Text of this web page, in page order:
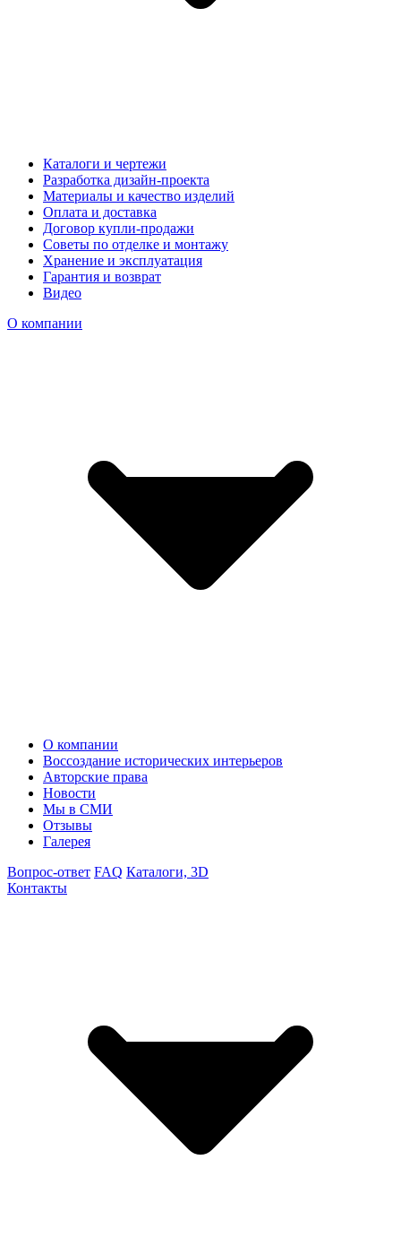
Каталоги и чертежи
Разработка дизайн-проекта
Материалы и качество изделий
Оплата и доставка
Договор купли-продажи
Советы по отделке и монтажу
Хранение и эксплуатация
Гарантия и возврат
Видео
О компании
О компании
Воссоздание исторических интерьеров
Авторские права
Новости
Мы в СМИ
Отзывы
Галерея
Вопрос-ответ FAQ Каталоги, 3D
Контакты